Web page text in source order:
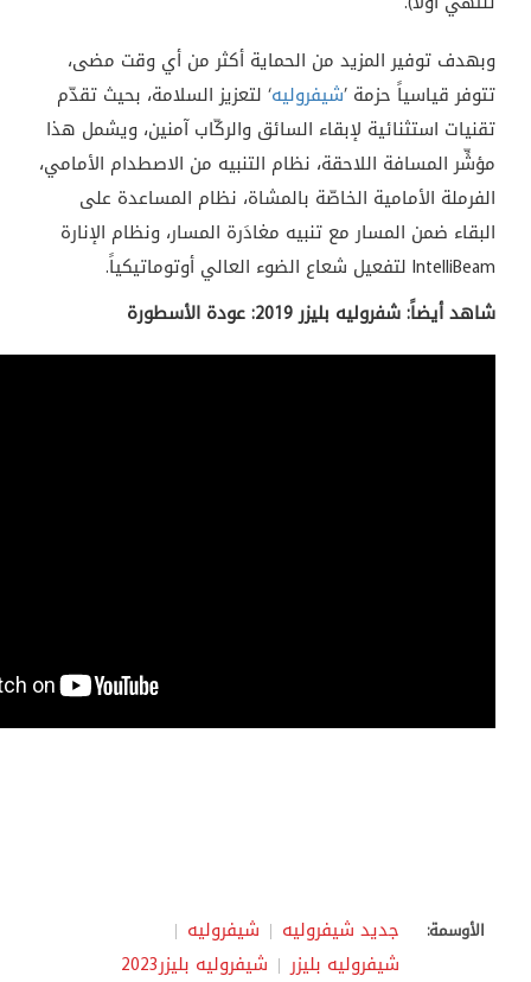
وبهدف توفير المزيد من الحماية أكثر من أي وقت مضى،
تتوفر قياسياً حزمة ’شيفروليه‘ لتعزيز السلامة، بحيث تقدّم
تقنيات استثنائية لإبقاء السائق والركّاب آمنين، ويشمل هذا
مؤشِّر المسافة اللاحقة، نظام التنبيه من الاصطدام الأمامي،
الفرملة الأمامية الخاصّة بالمشاة، نظام المساعدة على
البقاء ضمن المسار مع تنبيه مغادَرة المسار، ونظام الإنارة
IntelliBeam لتفعيل شعاع الضوء العالي أوتوماتيكياً.
شاهد أيضاً: شفروليه بليزر 2019: عودة الأسطورة
الأوسمة: جديد شيفروليه
شيفروليه
شيفروليه بليزر
شيفروليه بليزر2023